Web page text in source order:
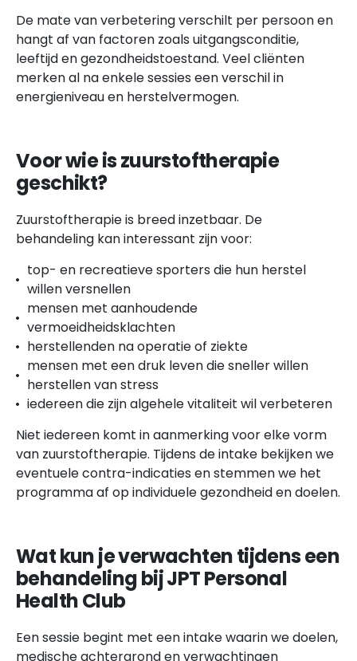
De mate van verbetering verschilt per persoon en
hangt af van factoren zoals uitgangsconditie,
leeftijd en gezondheidstoestand. Veel cliënten
merken al na enkele sessies een verschil in
energieniveau en herstelvermogen.
Voor wie is zuurstoftherapie
geschikt?
Zuurstoftherapie is breed inzetbaar. De
behandeling kan interessant zijn voor:
top- en recreatieve sporters die hun herstel
willen versnellen
mensen met aanhoudende
vermoeidheidsklachten
herstellenden na operatie of ziekte
mensen met een druk leven die sneller willen
herstellen van stress
iedereen die zijn algehele vitaliteit wil verbeteren
Niet iedereen komt in aanmerking voor elke vorm
van zuurstoftherapie. Tijdens de intake bekijken we
eventuele contra-indicaties en stemmen we het
programma af op individuele gezondheid en doelen.
Wat kun je verwachten tijdens een
behandeling bij JPT Personal
Health Club
Een sessie begint met een intake waarin we doelen,
medische achtergrond en verwachtingen